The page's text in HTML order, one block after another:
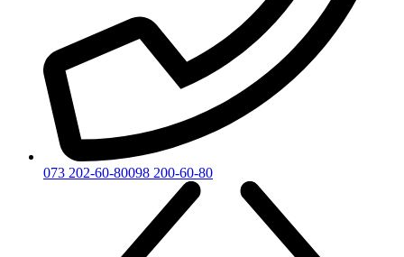
073 202-60-80098 200-60-80